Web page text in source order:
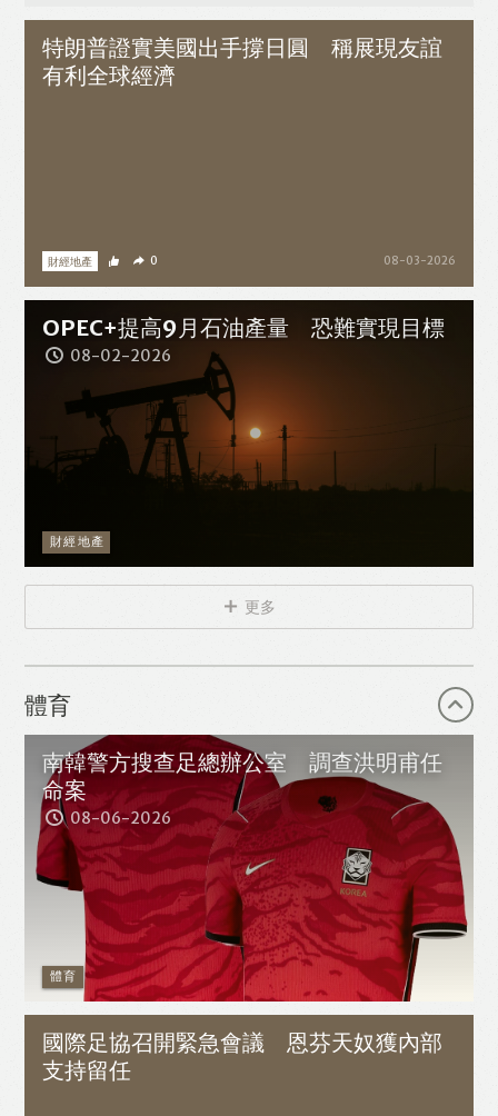
WhatsApp Email
特朗普證實美國出手撐日圓 稱展現友誼
有利全球經濟
財經地產 08-03-2026
0
OPEC+提高9月石油產量 恐難實現目標
財經地產
08-02-2026
更多
體育
南韓警方搜查足總辦公室 調查洪明甫任
命案
體育
08-06-2026
國際足協召開緊急會議 恩芬天奴獲內部
支持留任